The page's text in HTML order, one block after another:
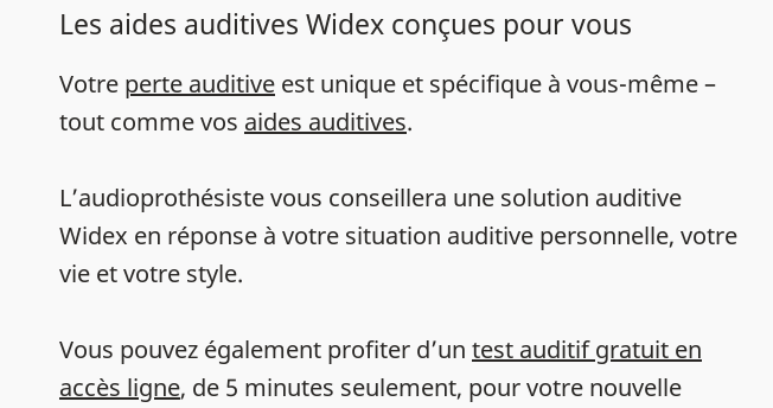
Les aides auditives Widex conçues pour vous
Votre perte auditive est unique et spécifique à vous-même –
tout comme vos aides auditives.
L’audioprothésiste vous conseillera une solution auditive
Widex en réponse à votre situation auditive personnelle, votre
vie et votre style.
Vous pouvez également profiter d’un test auditif gratuit en
accès ligne, de 5 minutes seulement, pour votre nouvelle